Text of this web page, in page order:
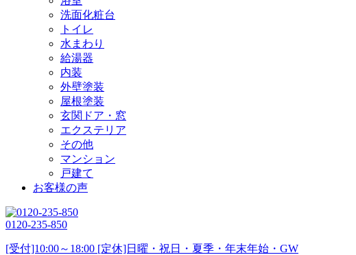
洗面化粧台
トイレ
水まわり
給湯器
内装
外壁塗装
屋根塗装
玄関ドア・窓
エクステリア
その他
マンション
戸建て
お客様の声
0120-235-850
[受付]10:00～18:00 [定休]日曜・祝日・夏季・年末年始・GW